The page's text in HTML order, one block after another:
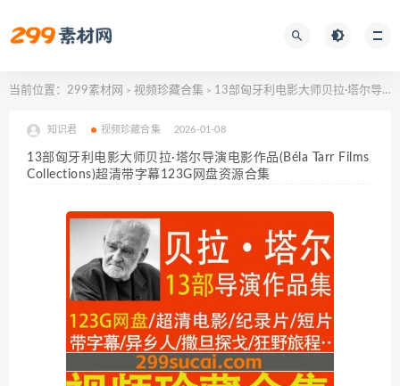
当前位置： 299素材网 > 视频珍藏合集 > 13部匈牙利电影大师贝拉·塔尔导演电影作品(Béla Tarr Films Collections)超清带字幕123G网盘资源合集
知识君 视频珍藏合集 2026-01-08
13部匈牙利电影大师贝拉·塔尔导演电影作品(Béla Tarr Films
Collections)超清带字幕123G网盘资源合集